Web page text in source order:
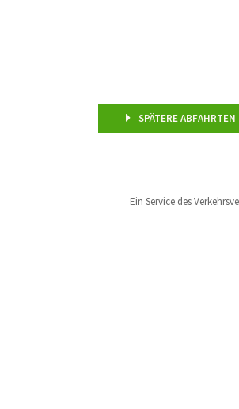
SPÄTERE ABFAHRTEN
Ein Service des